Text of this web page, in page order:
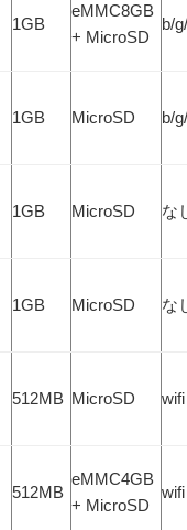
1GB
eMMC8GB
+ MicroSD
b/
1GB MicroSD b/
1GB MicroSD な
1GB MicroSD な
512MB MicroSD wifi
512MB
eMMC4GB
+ MicroSD
wifi